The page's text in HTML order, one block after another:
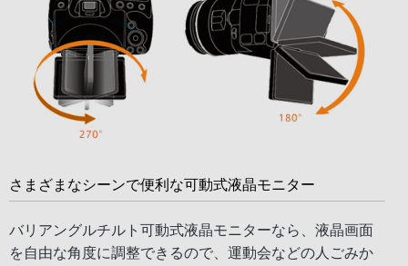
さまざまなシーンで便利な可動式液晶モニター
バリアングルチルト可動式液晶モニターなら、液晶画面
を自由な角度に調整できるので、運動会などの人ごみか